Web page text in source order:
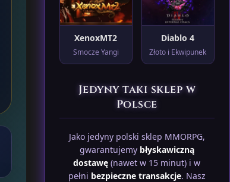
XenoxMT2
Smocze Yangi
Diablo 4
Złoto i Ekwipunek
Jedyny taki sklep w
Polsce
Jako jedyny polski sklep MMORPG,
gwarantujemy błyskawiczną
dostawę (nawet w 15 minut) i w
pełni bezpieczne transakcje. Nasz